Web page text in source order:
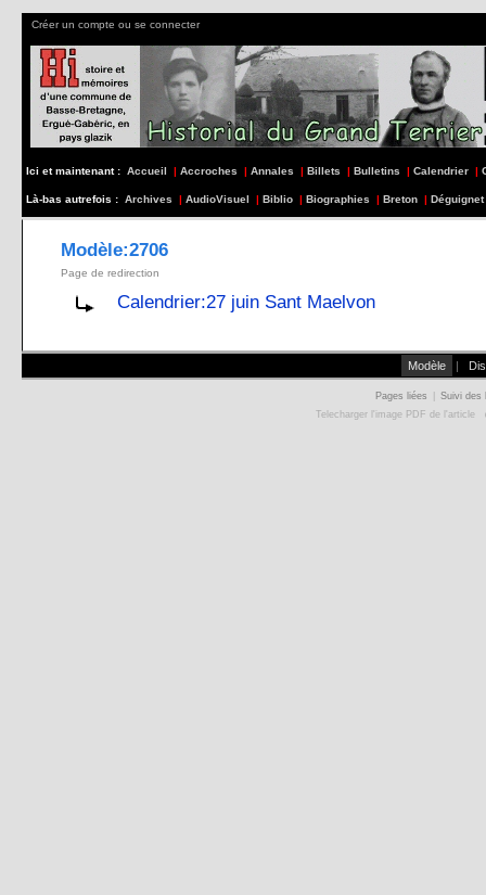
Créer un compte ou se connecter
Ici et maintenant : Accueil | Accroches | Annales | Billets | Bulletins | Calendrier |
Là-bas autrefois : Archives | AudioVisuel | Biblio | Biographies | Breton | Déguignet
Modèle:2706
Page de redirection
Calendrier:27 juin Sant Maelvon
Modèle |
Pages liées
Suivi des
Telecharger l'image PDF de l'article